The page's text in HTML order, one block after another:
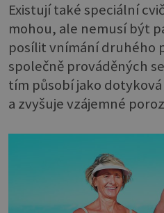
Existují také speciální
mohou, ale nemusí být
posílit vnímání druhého
společně prováděných
tím působí jako
a zvyšuje vzájemné